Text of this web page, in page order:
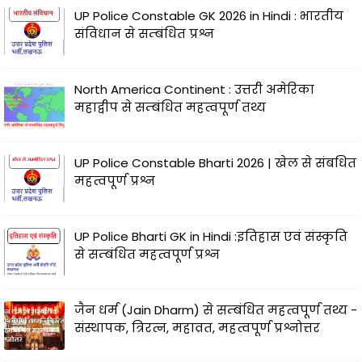
UP Police Constable GK 2026 in Hindi : भारतीय
संविधान से सम्बंधित प्रश्न
North America Continent : उत्तरी अमेरिका
महाद्वीप से सम्बंधित महत्वपूर्ण तथ्य
UP Police Constable Bharti 2026 | खेल से संबधित
महत्वपूर्ण प्रश्न
UP Police Bharti GK in Hindi :इतिहास एवं संस्कृति
से सम्बंधित महत्वपूर्ण प्रश्न
जैन धर्म (Jain Dharm) से सम्बंधित महत्वपूर्ण तथ्य -
संस्थापक, त्रिरत्न, महाव्रत, महत्वपूर्ण प्रश्नोत्तर